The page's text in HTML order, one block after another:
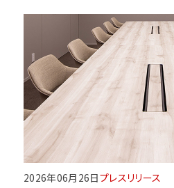
2026年06月26日プレスリリース